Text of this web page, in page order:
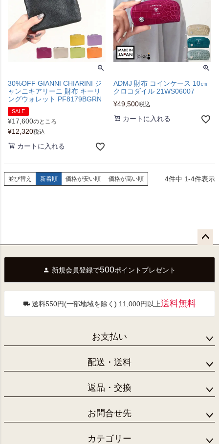
30%OFF GIANNI CHIARINI ジ
ャンニキアリーニ 財布 キーリ
ングウォレット PF8179BGRN
SALE
¥17,600のところ
¥12,320税込
カートに入れる
ADMJ 財布 コインケース 10㎝
クロコダイル 21WS06007
¥49,500税込
カートに入れる
並び替え 新着順 価格が安い順 価格が高い順 4件中 1-4件表示
へ
新規会員登録で500ポイントプレゼント
送料550円(一部地域を除く) 11,000円以上送料無料
お支払い
配送・送料
返品・交換
お問合せ先
カテゴリー